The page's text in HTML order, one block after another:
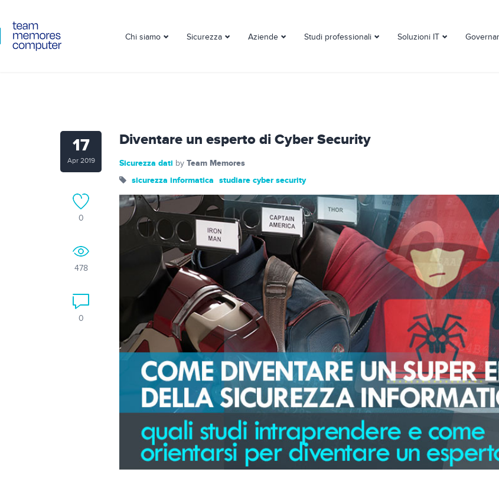
Chi siamo Sicurezza Aziende Studi professionali Soluzioni IT
17
Apr 2019
0
478
0
Diventare un esperto di Cyber Security
Sicurezza dati by Team Memores
sicurezza informatica studiare cyber security